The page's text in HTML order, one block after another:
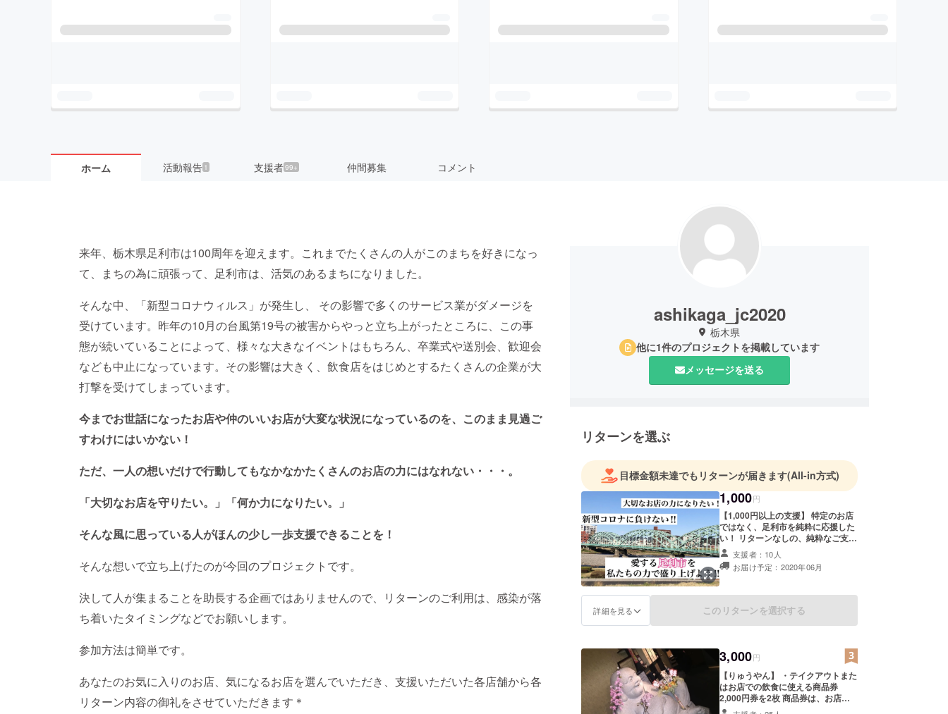
ホーム 活動報告 1 支援者99+ 仲間募集 コメント
来年、栃木県足利市は100周年を迎えます。これまでたくさんの人がこのまちを好きになっ
て、まちの為に頑張って、足利市は、活気のあるまちになりました。
そんな中、「新型コロナウィルス」が発生し、 その影響で多くのサービス業がダメージを
受けています。昨年の10月の台風第19号の被害からやっと立ち上がったところに、この事
態が続いていることによって、様々な大きなイベントはもちろん、卒業式や送別会、歓迎会
なども中止になっています。その影響は大きく、飲食店をはじめとするたくさんの企業が大
打撃を受けてしまっています。
今までお世話になったお店や仲のいいお店が大変な状況になっているのを、このまま見過ご
すわけにはいかない！
ただ、一人の想いだけで行動してもなかなかたくさんのお店の力にはなれない・・・。
「大切なお店を守りたい。」「何か力になりたい。」
そんな風に思っている人がほんの少し一歩支援できることを！
そんな想いで立ち上げたのが今回のプロジェクトです。
決して人が集まることを助長する企画ではありませんので、リターンのご利用は、感染が落
ち着いたタイミングなどでお願いします。
参加方法は簡単です。
あなたのお気に入りのお店、気になるお店を選んでいただき、支援いただいた各店舗から各
リターン内容の御礼をさせていただきます＊
ashikaga_jc2020
栃木県
他に1件のプロジェクトを掲載しています
メッセージを送る
リターンを選ぶ
目標金額未達でもリターンが届きます(All-in方式)
1,000円
【1,000円以上の支援】 特定のお店
ではなく、足利市を純粋に応援した
い！ リターンなしの、純粋なご支援
のコースです。 ご支援いただきまし
た皆様には、お礼のメールをお送り
させて頂きます。 また、こちらで集
ト終了後にすべて参加店舗で配分い
たします。 こちらで集まった支援金
から飲食店への振込手数料の費用を
充当させていただく場合がありま
支援者：10人
お届け予定：2020年06月
詳細を見る このリターンを選択する
3,000円
【りゅうやん】 ・テイクアウトまた
はお店での飲食に使える商品券
2,000円券を2枚 商品券は、お店で
の引渡しとなります。募集期間終了